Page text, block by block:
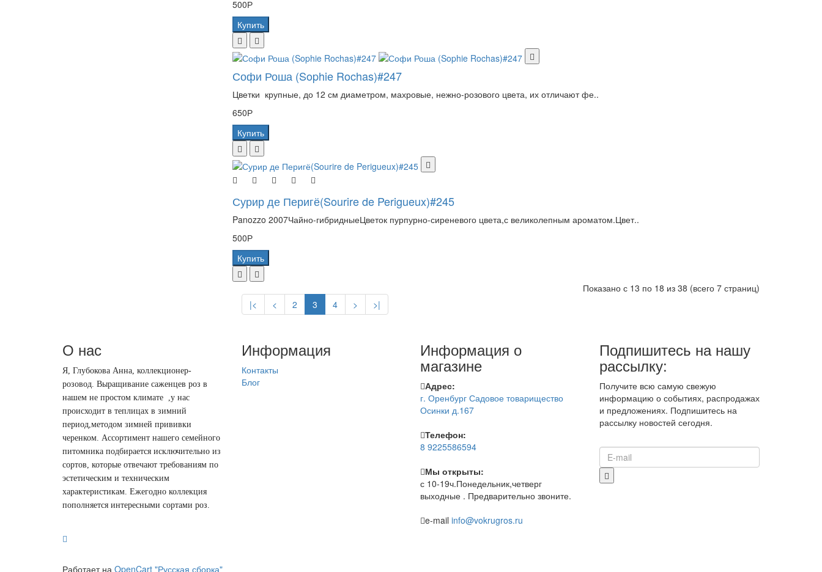
500Р
Купить
Софи Роша (Sophie Rochas)#247
Цветки крупные, до 12 см диаметром, махровые, нежно-розового цвета, их отличают фе..
650Р
Купить
Сурир де Перигё(Sourire de Perigueux)#245
Panozzo 2007Чайно-гибридныеЦветок пурпурно-сиреневого цвета,с великолепным ароматом.Цвет..
500Р
Купить
|< < 2 3 4 > >|
Показано с 13 по 18 из 38 (всего 7 страниц)
О нас
Я, Глубокова Анна, коллекционер-
розовод. Выращивание саженцев роз в
нашем не простом климате ,у нас
происходит в теплицах в зимний
период,методом зимней прививки
черенком. Ассортимент нашего семейного
питомника подбирается исключительно из
сортов, которые отвечают требованиям по
эстетическим и техническим
характеристикам. Ежегодно коллекция
пополняется интересными сортами роз.
Информация
Контакты
Блог
Информация о
магазине
Адрес:
г. Оренбург Садовое товарищество
Осинки д.167
Телефон:
8 9225586594
Мы открыты:
с 10-19ч.Понедельник,четверг
выходные . Предварительно звоните.
e-mail info@vokrugros.ru
Подпишитесь на нашу
рассылку:
Получите всю самую свежую
информацию о событиях, распродажах
и предложениях. Подпишитесь на
рассылку новостей сегодня.
Работает на OpenCart "Русская сборка"